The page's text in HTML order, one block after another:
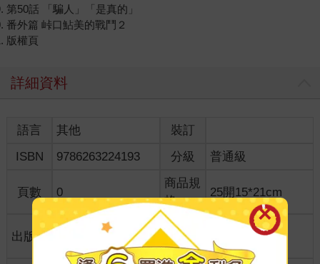
第50話 「騙人」「是真的」
番外篇 峠口鮎美的戰鬥２
版權頁
詳細資料
語言 其他
裝訂
ISBN
9786263224193 分級 普通級
頁數 0
商品規
格
25開15*21cm
出版地
適讀年
齡
全齡適讀